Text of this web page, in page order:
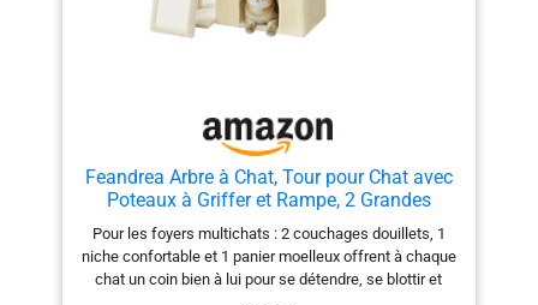
Feandrea Arbre à Chat, Tour pour Chat avec
Poteaux à Griffer et Rampe, 2 Grandes
Plateformes, Niche, Panier, 85,8 cm de Haut,
Beige Sable PCT013LF01
Pour les foyers multichats : 2 couchages douillets, 1
niche confortable et 1 panier moelleux offrent à chaque
chat un coin bien à lui pour se détendre, se blottir et